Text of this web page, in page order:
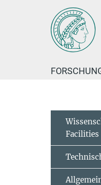
Facilities